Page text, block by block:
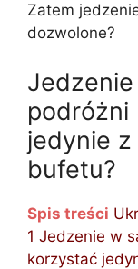
Zatem
dozwolone?
podróżni
jedynie z
bufetu?
Spis treści
1 Jedzenie w
korzystać